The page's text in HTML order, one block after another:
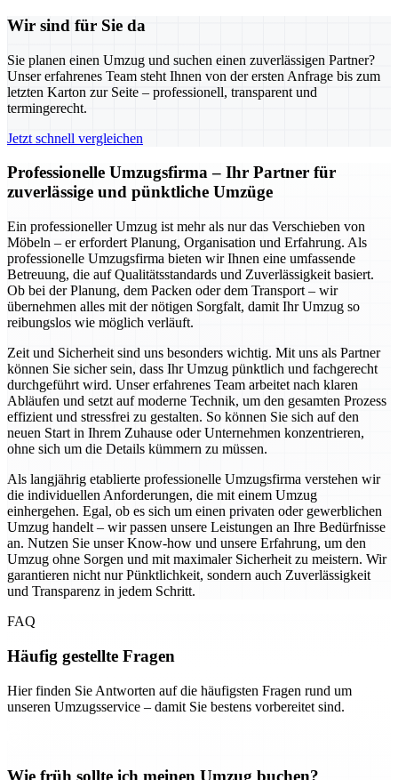
Wir sind für Sie da
Sie planen einen Umzug und suchen einen zuverlässigen Partner?
Unser erfahrenes Team steht Ihnen von der ersten Anfrage bis zum
letzten Karton zur Seite – professionell, transparent und
termingerecht.
Jetzt schnell vergleichen
Professionelle Umzugsfirma – Ihr Partner für
zuverlässige und pünktliche Umzüge
Ein professioneller Umzug ist mehr als nur das Verschieben von
Möbeln – er erfordert Planung, Organisation und Erfahrung. Als
professionelle Umzugsfirma bieten wir Ihnen eine umfassende
Betreuung, die auf Qualitätsstandards und Zuverlässigkeit basiert.
Ob bei der Planung, dem Packen oder dem Transport – wir
übernehmen alles mit der nötigen Sorgfalt, damit Ihr Umzug so
reibungslos wie möglich verläuft.
Zeit und Sicherheit sind uns besonders wichtig. Mit uns als Partner
können Sie sicher sein, dass Ihr Umzug pünktlich und fachgerecht
durchgeführt wird. Unser erfahrenes Team arbeitet nach klaren
Abläufen und setzt auf moderne Technik, um den gesamten Prozess
effizient und stressfrei zu gestalten. So können Sie sich auf den
neuen Start in Ihrem Zuhause oder Unternehmen konzentrieren,
ohne sich um die Details kümmern zu müssen.
Als langjährig etablierte professionelle Umzugsfirma verstehen wir
die individuellen Anforderungen, die mit einem Umzug
einhergehen. Egal, ob es sich um einen privaten oder gewerblichen
Umzug handelt – wir passen unsere Leistungen an Ihre Bedürfnisse
an. Nutzen Sie unser Know-how und unsere Erfahrung, um den
Umzug ohne Sorgen und mit maximaler Sicherheit zu meistern. Wir
garantieren nicht nur Pünktlichkeit, sondern auch Zuverlässigkeit
und Transparenz in jedem Schritt.
FAQ
Häufig gestellte Fragen
Hier finden Sie Antworten auf die häufigsten Fragen rund um
unseren Umzugsservice – damit Sie bestens vorbereitet sind.
Wie früh sollte ich meinen Umzug buchen?